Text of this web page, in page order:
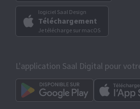
logiciel Saal Design
Téléchargement
Je télécharge sur macOS
L'application Saal Digital pour